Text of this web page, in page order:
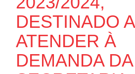
DESTINADO A
ATENDER À
DEMANDA DA